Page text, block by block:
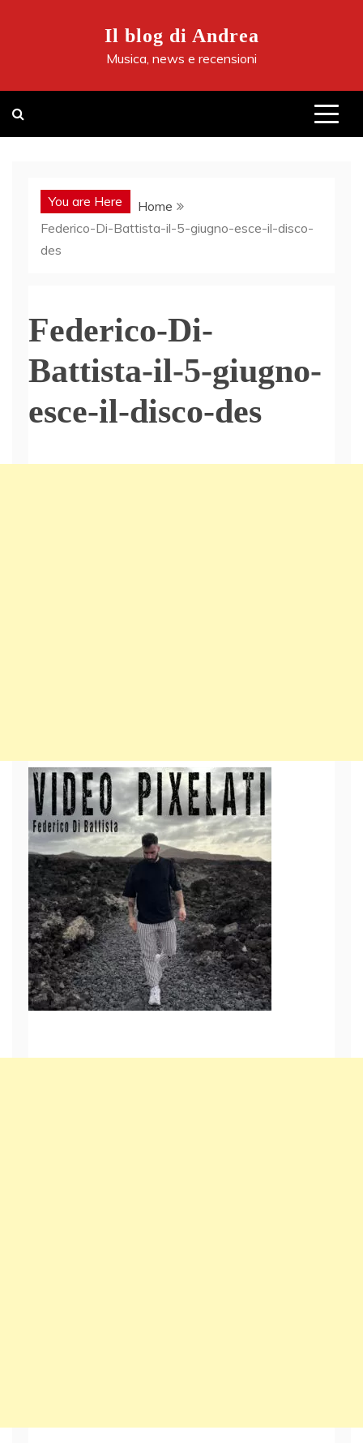
Il blog di Andrea
Musica, news e recensioni
You are Here
Home
Federico-Di-Battista-il-5-giugno-esce-il-disco-
des
Federico-Di-
Battista-il-5-giugno-
esce-il-disco-des